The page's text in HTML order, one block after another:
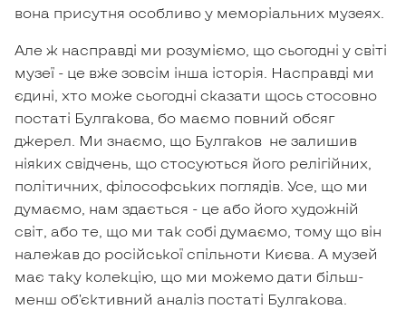
вона присутня особливо у меморіальних музеях.
Але ж насправді ми розуміємо, що сьогодні у світі
музеї - це вже зовсім інша історія. Насправді ми
єдині, хто може сьогодні сказати щось стосовно
постаті Булгакова, бо маємо повний обсяг
джерел. Ми знаємо, що Булгаков не залишив
ніяких свідчень, що стосуються його релігійних,
політичних, філософських поглядів. Усе, що ми
думаємо, нам здається - це або його художній
світ, або те, що ми так собі думаємо, тому що він
належав до російської спільноти Києва. А музей
має таку колекцію, що ми можемо дати більш-
менш об’єктивний аналіз постаті Булгакова.